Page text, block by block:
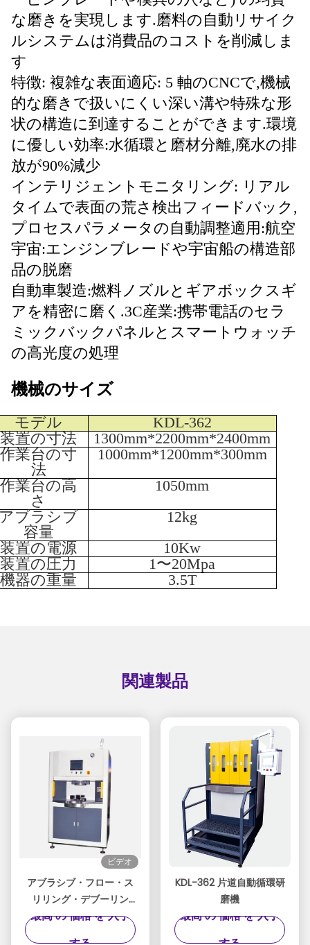
な磨きを実現します.磨料の自動リサイク
ルシステムは消費品のコストを削減しま
す
特徴: 複雑な表面適応: 5 軸のCNCで,機械
的な磨きで扱いにくい深い溝や特殊な形
状の構造に到達することができます.環境
に優しい効率:水循環と磨材分離,廃水の排
放が90%減少
インテリジェントモニタリング: リアル
タイムで表面の荒さ検出フィードバック,
プロセスパラメータの自動調整適用:航空
宇宙:エンジンブレードや宇宙船の構造部
品の脱磨
自動車製造:燃料ノズルとギアボックスギ
アを精密に磨く.3C産業:携帯電話のセラ
ミックバックパネルとスマートウォッチ
の高光度の処理
機械のサイズ
モデル
KDL-362
装置の寸法
1300mm*2200mm*2400mm
作業台の寸
法
1000mm*1200mm*300mm
作業台の高
さ
1050mm
ブラシブ
容量
12kg
装置の電源
10Kw
装置の圧力
1〜20Mpa
機器の重量
3.5T
関連製品
ビデオ
アブラシブ・フロー・ス
リリング・デブーリン
グ・フィニッシング・マ
最高 の 価格 を 入手
KDL-362 片道自動循環研
磨機
最高 の 価格 を 入手